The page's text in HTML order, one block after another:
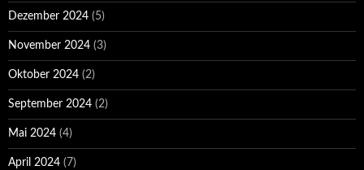
Dezember 2024 (5)
November 2024 (3)
Oktober 2024 (2)
September 2024 (2)
Mai 2024 (4)
April 2024 (7)